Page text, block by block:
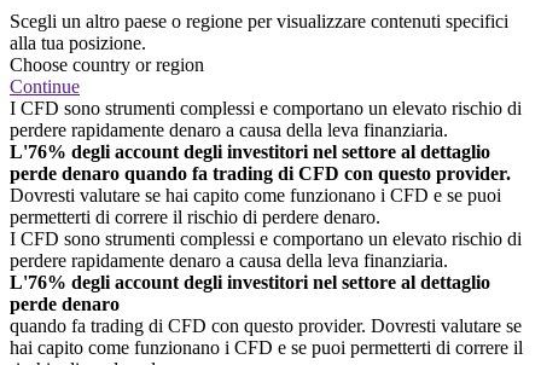
Scegli un altro paese o regione per visualizzare contenuti specifici
alla tua posizione.
Choose country or region
Continue
I CFD sono strumenti complessi e comportano un elevato rischio di
perdere rapidamente denaro a causa della leva finanziaria.
L'76% degli account degli investitori nel settore al dettaglio
perde denaro quando fa trading di CFD con questo provider.
Dovresti valutare se hai capito come funzionano i CFD e se puoi
permetterti di correre il rischio di perdere denaro.
I CFD sono strumenti complessi e comportano un elevato rischio di
perdere rapidamente denaro a causa della leva finanziaria.
L'76% degli account degli investitori nel settore al dettaglio
perde denaro
quando fa trading di CFD con questo provider. Dovresti valutare se
hai capito come funzionano i CFD e se puoi permetterti di correre il